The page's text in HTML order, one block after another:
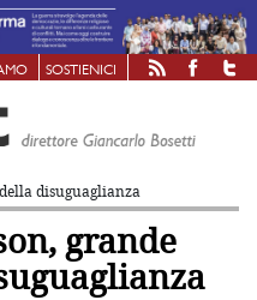
SOSTIENICI
disuguaglianza
grande